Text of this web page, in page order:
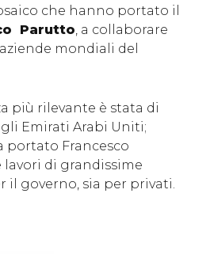
che hanno portato il
Parutto, a collaborare
mondiali del
più rilevante è stata di
Emirati Arabi Uniti;
portato Francesco
di grandissime
il governo, sia per privati.